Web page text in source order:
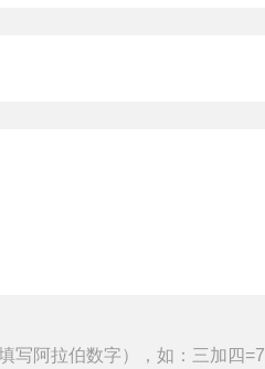
写阿拉伯数字），如：三加四=7